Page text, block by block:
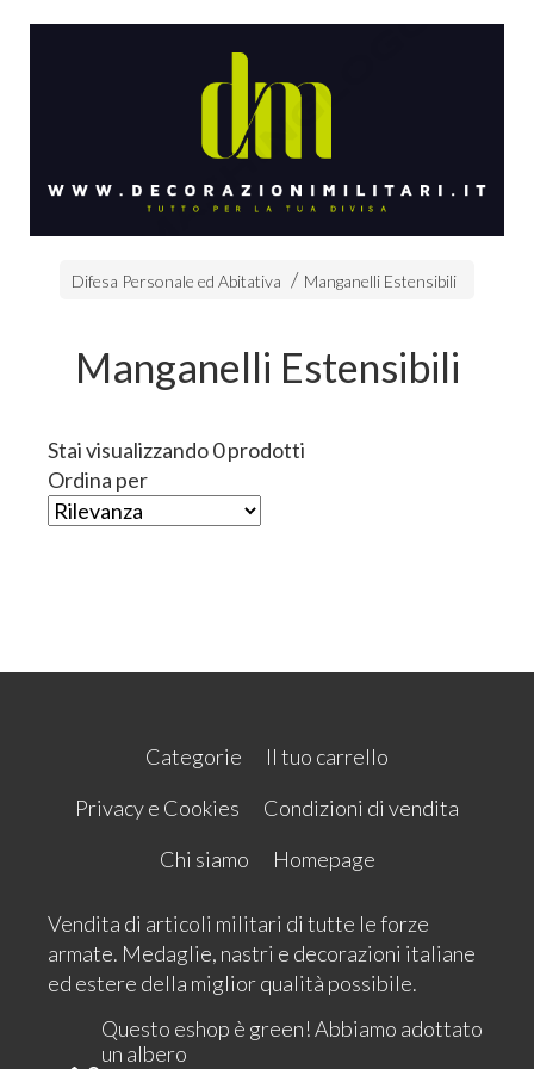
Difesa Personale ed Abitativa Manganelli Estensibili
Manganelli Estensibili
Stai visualizzando 0 prodotti
Ordina per
Categorie
Il tuo carrello
Privacy e Cookies
Condizioni di vendita
Chi siamo
Homepage
Vendita di articoli militari di tutte le forze
armate. Medaglie, nastri e decorazioni italiane
ed estere della miglior qualità possibile.
Questo eshop è green! Abbiamo adottato
un albero